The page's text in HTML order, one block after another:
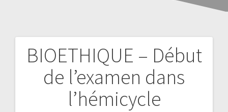
BIOETHIQUE – Début
de l’examen dans
l’hémicycle